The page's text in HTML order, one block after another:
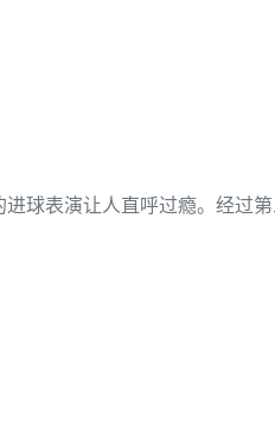
球表演让人直呼过瘾。经过